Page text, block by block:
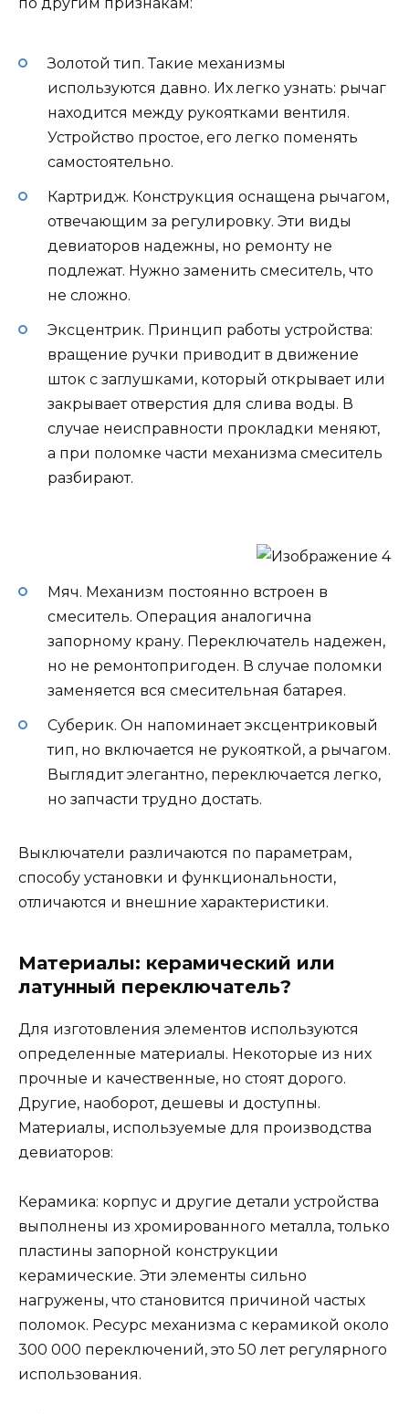
Золотой тип. Такие механизмы
используются давно. Их легко узнать: рычаг
находится между рукоятками вентиля.
Устройство простое, его легко поменять
самостоятельно.
Картридж. Конструкция оснащена рычагом,
отвечающим за регулировку. Эти виды
девиаторов надежны, но ремонту не
подлежат. Нужно заменить смеситель, что
не сложно.
Эксцентрик. Принцип работы устройства:
вращение ручки приводит в движение
шток с заглушками, который открывает или
закрывает отверстия для слива воды. В
случае неисправности прокладки меняют,
а при поломке части механизма смеситель
разбирают.
Мяч. Механизм постоянно встроен в
смеситель. Операция аналогична
запорному крану. Переключатель надежен,
но не ремонтопригоден. В случае поломки
заменяется вся смесительная батарея.
Суберик. Он напоминает эксцентриковый
тип, но включается не рукояткой, а рычагом.
Выглядит элегантно, переключается легко,
но запчасти трудно достать.
Выключатели различаются по параметрам,
способу установки и функциональности,
отличаются и внешние характеристики.
Материалы: керамический или
латунный переключатель?
Для изготовления элементов используются
определенные материалы. Некоторые из них
прочные и качественные, но стоят дорого.
Другие, наоборот, дешевы и доступны.
Материалы, используемые для производства
девиаторов:
Керамика: корпус и другие детали устройства
выполнены из хромированного металла, только
пластины запорной конструкции
керамические. Эти элементы сильно
нагружены, что становится причиной частых
поломок. Ресурс механизма с керамикой около
300 000 переключений, это 50 лет регулярного
использования.